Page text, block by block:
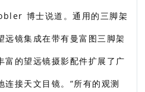
博士说道。通用的三脚架
远镜集成在带有曼富图三脚架
富的望远镜摄影配件扩展了广
接天文目镜。“所有的观测